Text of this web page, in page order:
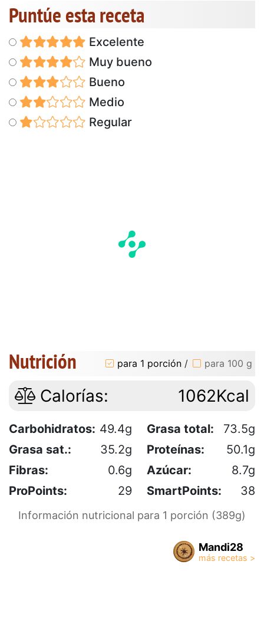
Puntúe esta receta
Excelente
Muy bueno
Bueno
Medio
Regular
Nutrición para 1 porción / para 100 g
Calorías: 1062Kcal
Carbohidratos: 49.4g Grasa total:
73.5g
Grasa sat.:
35.2g Proteínas:
50.1g
Fibras:
0.6g Azúcar:
8.7g
ProPoints:
29 SmartPoints: 38
Información nutricional para 1 porción (389g)
Mandi28